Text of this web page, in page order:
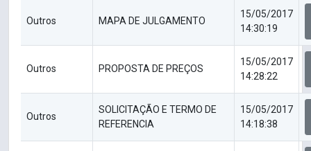
Outros MAPA DE JULGAMENTO
15/05/2017
14:30:19
Outros PROPOSTA DE PREÇOS
15/05/2017
14:28:22
Outros
SOLICITAÇÃO E TERMO DE
REFERENCIA
15/05/2017
14:18:38